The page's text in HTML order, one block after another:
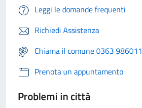
Leggi le domande frequenti
Richiedi Assistenza
Chiama il comune 0363 986011
Prenota un appuntamento
Problemi in città